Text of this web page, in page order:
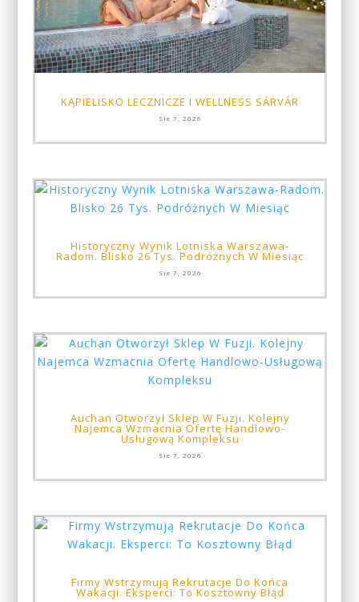
KĄPIELISKO LECZNICZE I WELLNESS SÁRVÁR
Sie 7, 2026
Historyczny Wynik Lotniska Warszawa-
Radom. Blisko 26 Tys. Podróżnych W Miesiąc
Sie 7, 2026
Auchan Otworzył Sklep W Fuzji. Kolejny
Najemca Wzmacnia Ofertę Handlowo-
Usługową Kompleksu
Sie 7, 2026
Firmy Wstrzymują Rekrutacje Do Końca
Wakacji. Eksperci: To Kosztowny Błąd